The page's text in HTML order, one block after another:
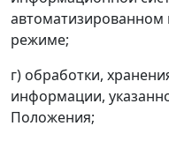
автоматизированном
режиме;
г) обработки,
информации,
Положения;